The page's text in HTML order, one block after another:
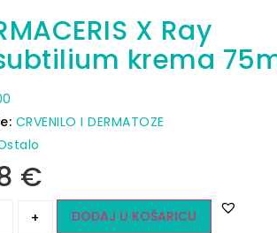
X Ray
krema
CRVENILO I DERMATOZE
€
+ DODAJ U KOŠARICU